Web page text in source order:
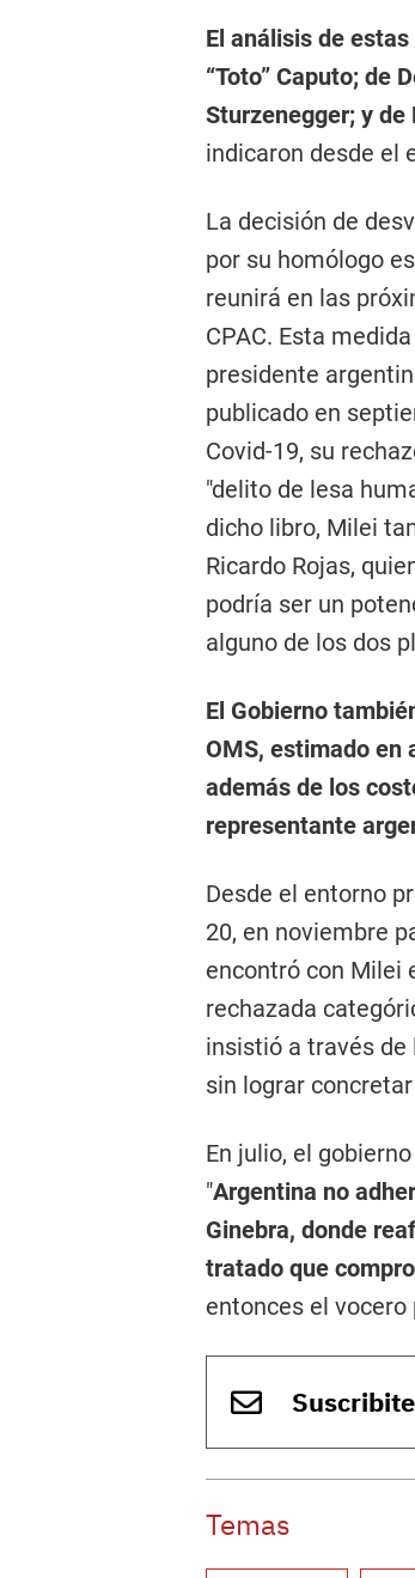
El análisis de
“Toto” Caputo; de
Sturzenegger; y de
indicaron desde el
La decisión de
por su homólogo
reunirá en las
CPAC. Esta
presidente
publicado en
Covid-19, su
"delito de lesa
dicho libro, Milei
Ricardo Rojas,
podría ser un
alguno de los dos
El Gobierno
OMS, estimado en
además de los
representante
Desde el entorno
20, en noviembre
encontró con Milei
rechazada
insistió a través de
sin lograr
En julio, el
"Argentina no
Ginebra, donde
tratado que
entonces el
Temas